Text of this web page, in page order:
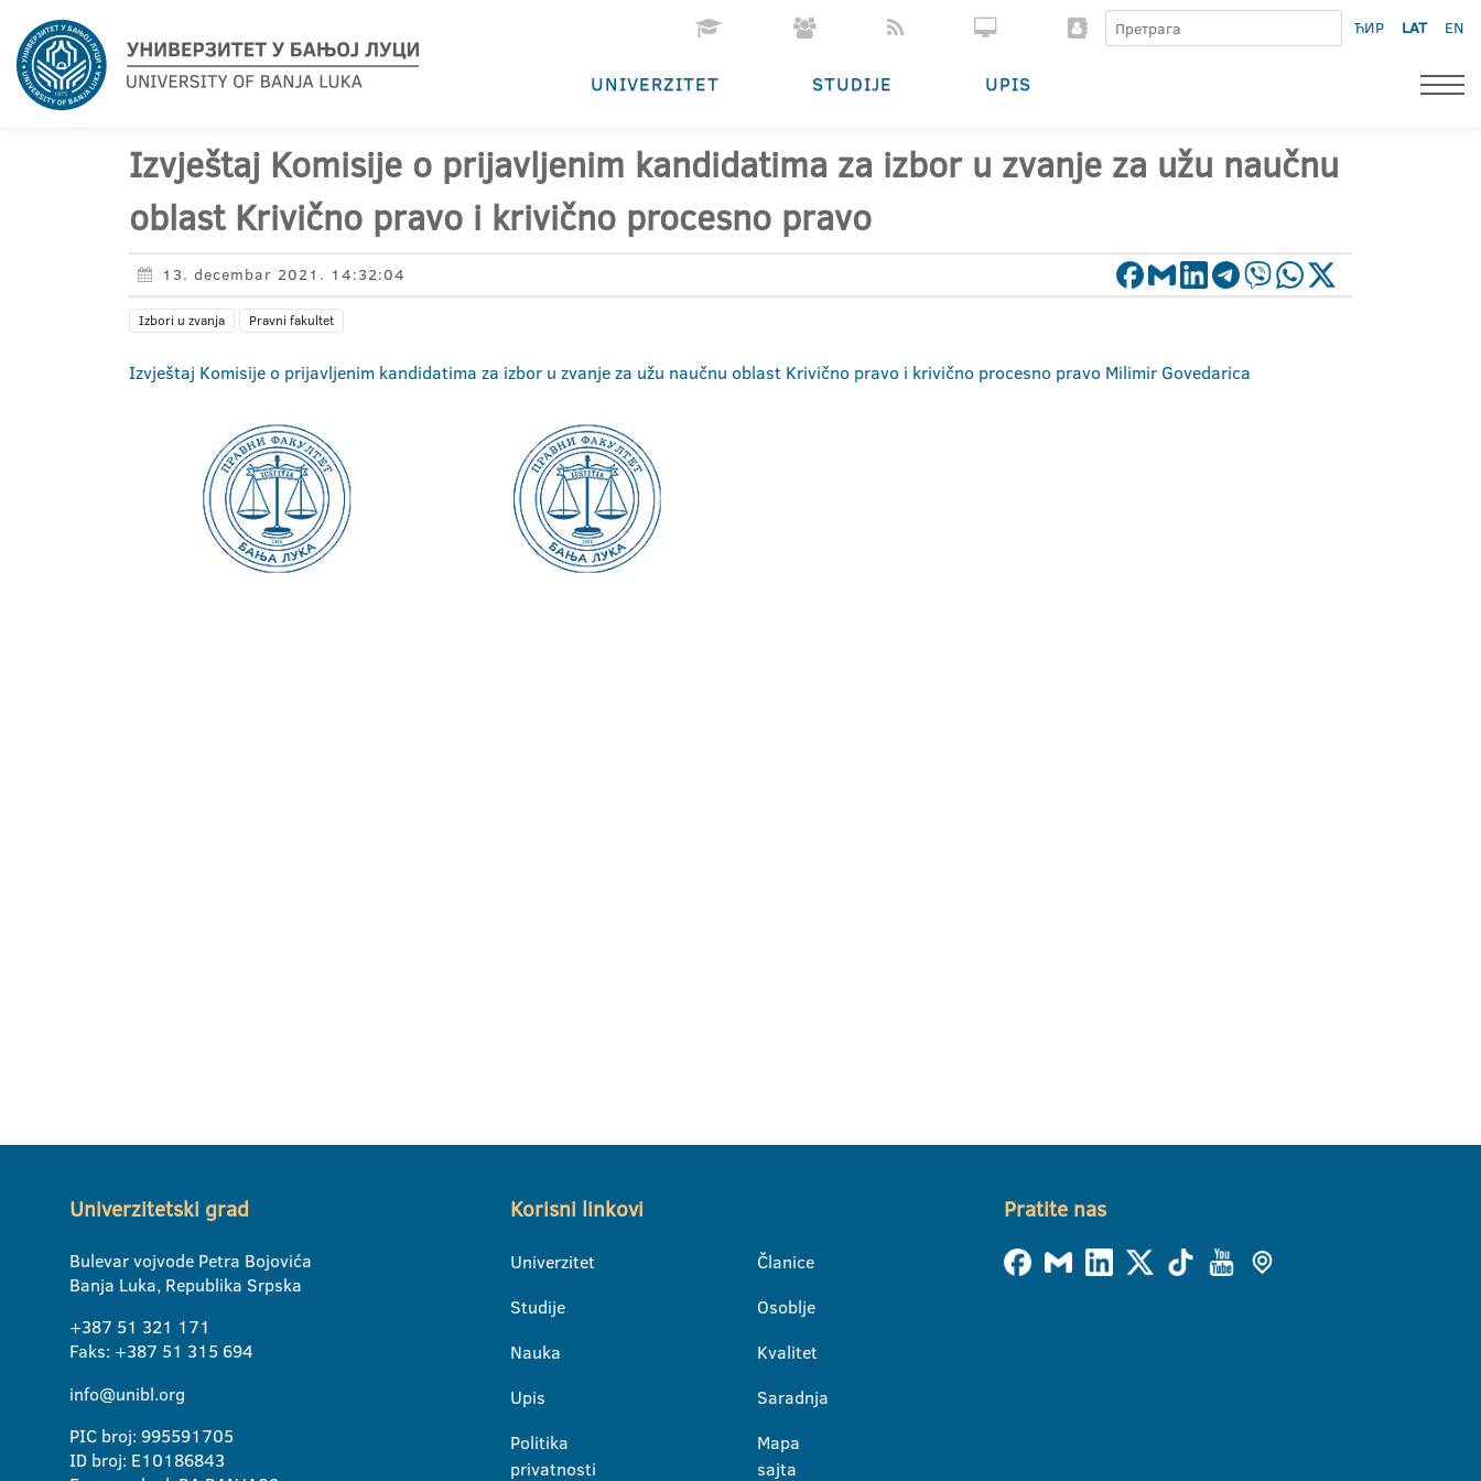
ЋИР LAT EN
UNIVERZITET STUDIJE UPIS
Izvještaj Komisije o prijavljenim kandidatima za izbor u zvanje za užu naučnu
oblast Krivično pravo i krivično procesno pravo
13. decembar 2021. 14:32:04
Izbori u zvanja Pravni fakultet
Izvještaj Komisije o prijavljenim kandidatima za izbor u zvanje za užu naučnu oblast Krivično pravo i krivično procesno pravo Milimir Govedarica
Univerzitetski grad
Bulevar vojvode Petra Bojovića
Banja Luka, Republika Srpska
+387 51 321 171
Faks: +387 51 315 694
info@unibl.org
PIC broj: 995591705
ID broj: E10186843
Korisni linkovi
Univerzitet
Studije
Nauka
Upis
Politika
privatnosti
Članice
Osoblje
Kvalitet
Saradnja
Mapa
sajta
Pratite nas